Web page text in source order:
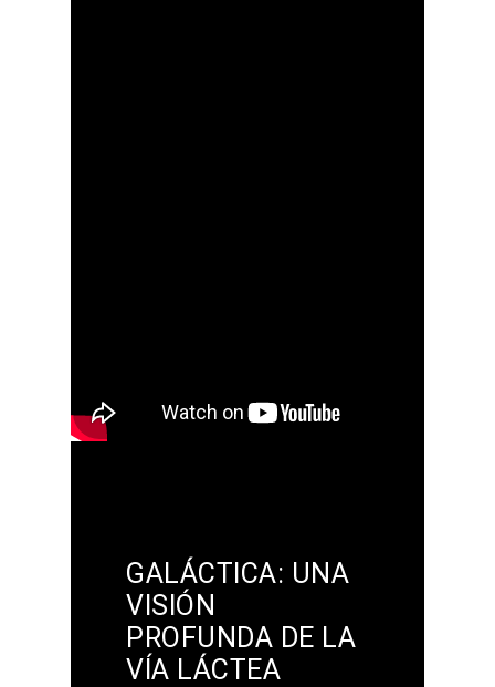
GALÁCTICA: UNA
VISIÓN
PROFUNDA DE LA
VÍA LÁCTEA